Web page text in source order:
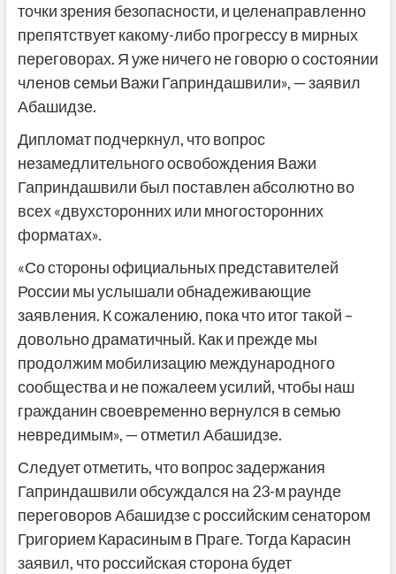
точки зрения безопасности, и целенаправленно
препятствует какому-либо прогрессу в мирных
переговорах. Я уже ничего не говорю о состоянии
членов семьи Важи Гаприндашвили», — заявил
Абашидзе.
Дипломат подчеркнул, что вопрос
незамедлительного освобождения Важи
Гаприндашвили был поставлен абсолютно во
всех «двухсторонних или многосторонних
форматах».
«Со стороны официальных представителей
России мы услышали обнадеживающие
заявления. К сожалению, пока что итог такой –
довольно драматичный. Как и прежде мы
продолжим мобилизацию международного
сообщества и не пожалеем усилий, чтобы наш
гражданин своевременно вернулся в семью
невредимым», — отметил Абашидзе.
Следует отметить, что вопрос задержания
Гаприндашвили обсуждался на 23-м раунде
переговоров Абашидзе с российским сенатором
Григорием Карасиным в Праге. Тогда Карасин
заявил, что российская сторона будет